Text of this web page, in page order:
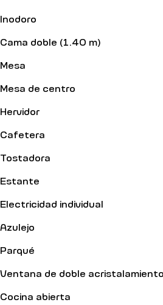
Inodoro
Cama doble (1.40 m)
Mesa
Mesa de centro
Hervidor
Cafetera
Tostadora
Estante
Electricidad individual
Azulejo
Parqué
Ventana de doble acristalamiento
Cocina abierta